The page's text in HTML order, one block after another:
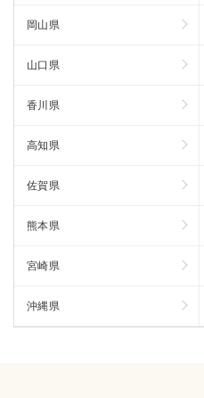
岡山県
山口県
香川県
高知県
佐賀県
熊本県
宮崎県
沖縄県